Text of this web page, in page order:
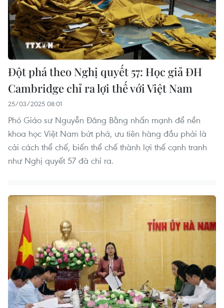
Đột phá theo Nghị quyết 57: Học giả ĐH
Cambridge chỉ ra lợi thế với Việt Nam
25/03/2025 08:01
Phó Giáo sư Nguyễn Đăng Bằng nhấn mạnh để nền
khoa học Việt Nam bứt phá, ưu tiên hàng đầu phải là
cải cách thể chế, biến thể chế thành lợi thế cạnh tranh
như Nghị quyết 57 đã chỉ ra.